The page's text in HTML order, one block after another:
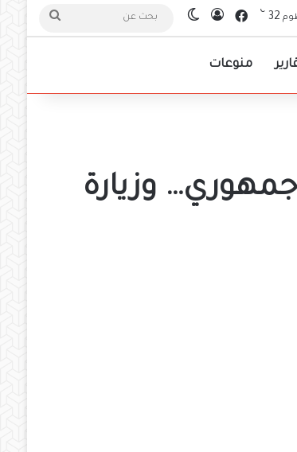
32
℃ فيسبوكتسجيل الدخول
الوضع المظلم
منوعات
وزيارة